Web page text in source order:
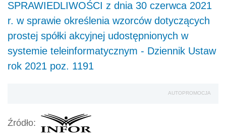
SPRAWIEDLIWOŚCI z dnia 30 czerwca 2021
r. w sprawie określenia wzorców dotyczących
prostej spółki akcyjnej udostępnionych w
systemie teleinformatycznym - Dziennik Ustaw
rok 2021 poz. 1191
AUTOPROMOCJA
Źródło: